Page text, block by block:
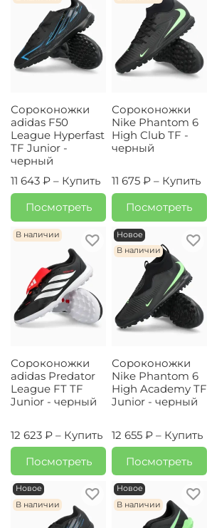
Сороконожки
adidas F50
League Hyperfast
TF Junior -
черный
11 643 ₽ – Купить
Посмотреть
Сороконожки
Nike Phantom 6
High Club TF -
черный
11 675 ₽ – Купить
Посмотреть
В наличии
Сороконожки
adidas Predator
League FT TF
Junior - черный
12 623 ₽ – Купить
Посмотреть
Новое
В наличии
Сороконожки
Nike Phantom 6
High Academy TF
Junior - черный
12 655 ₽ – Купить
Посмотреть
Новое
В наличии
Новое
В наличии